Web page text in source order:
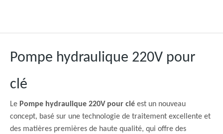
Pompe hydraulique 220V pour
clé
Le Pompe hydraulique 220V pour clé est un nouveau
concept, basé sur une technologie de traitement excellente et
des matières premières de haute qualité, qui offre des